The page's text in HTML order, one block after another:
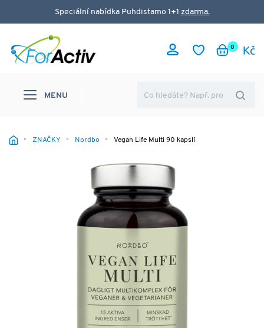
Speciální nabídka Puhdistamo 1+1 zdarma.
0
MENU
ZNAČKY Nordbo Vegan Life Multi 90 kapslí